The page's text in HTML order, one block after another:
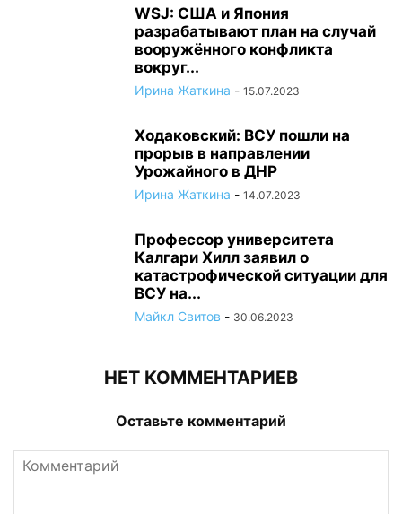
WSJ: США и Япония
разрабатывают план на случай
вооружённого конфликта
вокруг...
Ирина Жаткина - 15.07.2023
Ходаковский: ВСУ пошли на
прорыв в направлении
Урожайного в ДНР
Ирина Жаткина - 14.07.2023
Профессор университета
Калгари Хилл заявил о
катастрофической ситуации для
ВСУ на...
Майкл Свитов - 30.06.2023
НЕТ КОММЕНТАРИЕВ
Оставьте комментарий